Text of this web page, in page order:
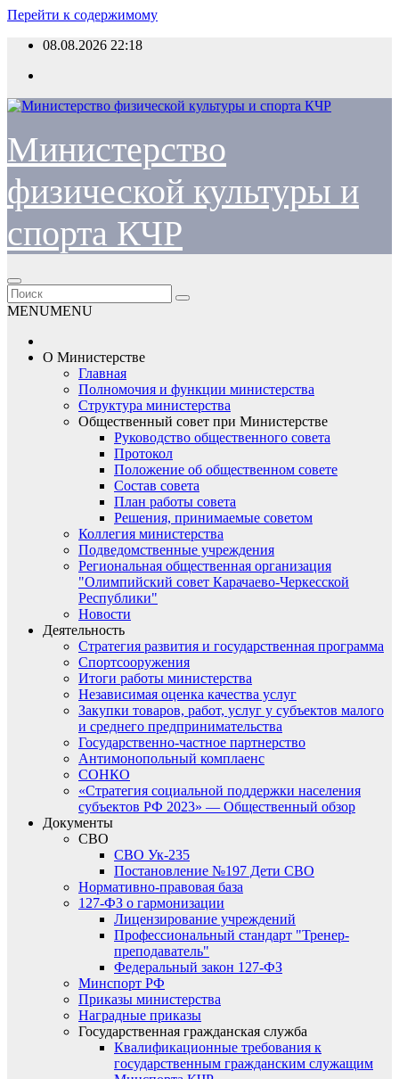
Перейти к содержимому
08.08.2026 22:18
Министерство
физической культуры и
спорта КЧР
MENUMENU
О Министерстве
Главная
Полномочия и функции министерства
Структура министерства
Общественный совет при Министерстве
Руководство общественного совета
Протокол
Положение об общественном совете
Состав совета
План работы совета
Решения, принимаемые советом
Коллегия министерства
Подведомственные учреждения
Региональная общественная организация
"Олимпийский совет Карачаево-Черкесской
Республики"
Новости
Деятельность
Стратегия развития и государственная программа
Спортсооружения
Итоги работы министерства
Независимая оценка качества услуг
Закупки товаров, работ, услуг у субъектов малого
и среднего предпринимательства
Государственно-частное партнерство
Антимонопольный комплаенс
СОНКО
«Стратегия социальной поддержки населения
субъектов РФ 2023» — Общественный обзор
Документы
СВО
СВО Ук-235
Постановление №197 Дети СВО
Нормативно-правовая база
127-ФЗ о гармонизации
Лицензирование учреждений
Профессиональный стандарт "Тренер-
преподаватель"
Федеральный закон 127-ФЗ
Минспорт РФ
Приказы министерства
Наградные приказы
Государственная гражданская служба
Квалификационные требования к
государственным гражданским служащим